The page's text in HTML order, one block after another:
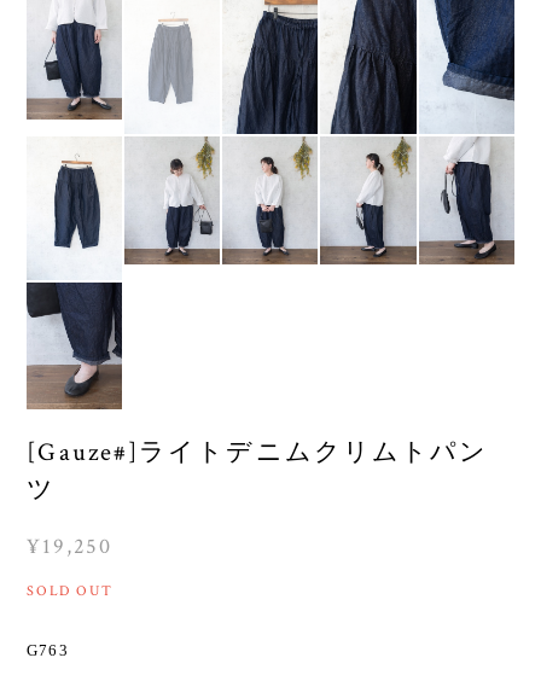
[Gauze#]ライトデニムクリムトパン
ツ
¥19,250
SOLD OUT
G763